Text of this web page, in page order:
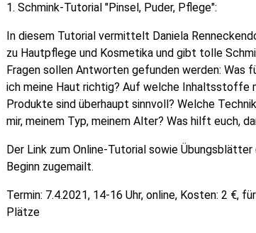
1. Schmink-Tutorial "Pinsel, Puder, Pflege":
In diesem Tutorial vermittelt Daniela
zu Hautpflege und Kosmetika und gibt tolle
Fragen sollen Antworten gefunden werden: Was
ich meine Haut richtig? Auf welche Inhaltsstoffe
Produkte sind überhaupt sinnvoll? Welche
mir, meinem Typ, meinem Alter? Was hilft euch,
Der Link zum Online-Tutorial sowie
Beginn zugemailt.
Termin: 7.4.2021, 14-16 Uhr, online, Kosten: 2 €,
Plätze